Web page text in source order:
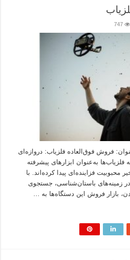
747
فروش فوق‌العاده فلزیاب: دروازه‌ای
به‌عنوان ابزارهای پیشرفته
محبوبیت فزاینده‌ای پیدا کرده‌اند. با
در زمینه‌های باستان‌شناسی، جستجوی
بازار فروش این دستگاه‌ها به …